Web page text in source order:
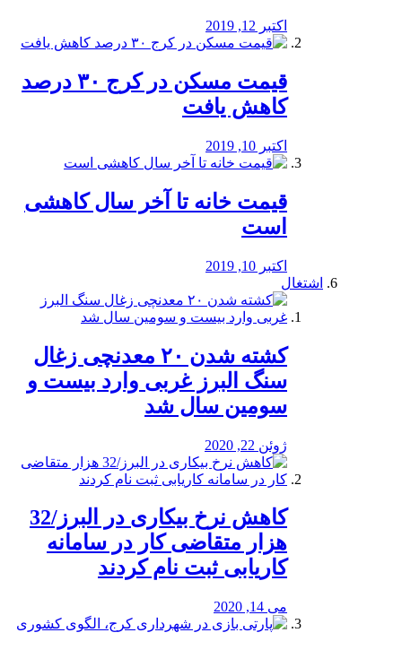
اکتبر 12, 2019
️قیمت مسکن در کرج ۳۰ درصد
کاهش یافت
اکتبر 10, 2019
قیمت خانه تا آخر سال کاهشی
است
اکتبر 10, 2019
اشتغال
کشته شدن ۲۰ معدنچی زغال
سنگ البرز غربی وارد بیست و
سومین سال شد
ژوئن 22, 2020
کاهش نرخ بیکاری در البرز/32
هزار متقاضی کار در سامانه
کاریابی ثبت نام کردند
می 14, 2020